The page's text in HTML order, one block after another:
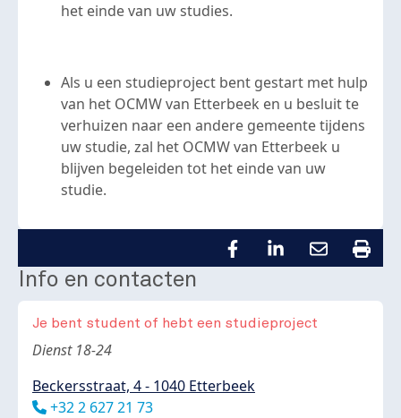
het einde van uw studies.
Als u een studieproject bent gestart met hulp
van het OCMW van Etterbeek en u besluit te
verhuizen naar een andere gemeente tijdens
uw studie, zal het OCMW van Etterbeek u
blijven begeleiden tot het einde van uw
studie.
Info en contacten
Je bent student of hebt een studieproject
Body
Dienst 18-24
Beckersstraat, 4 - 1040 Etterbeek
Téléphone
+32 2 627 21 73